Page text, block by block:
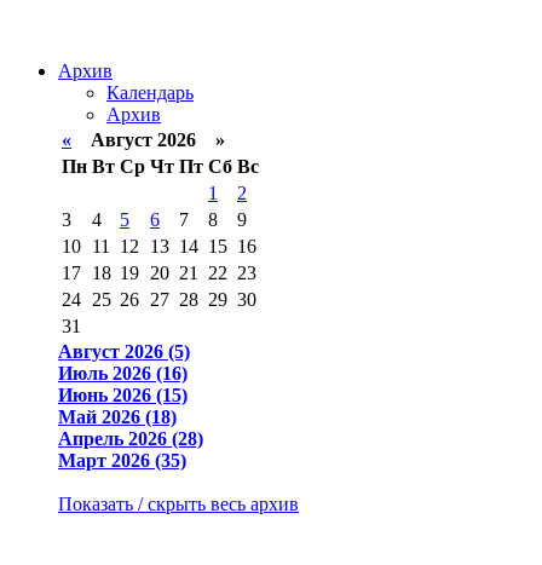
Архив
Календарь
Архив
« Август 2026 »
Пн Вт Ср Чт Пт Сб Вс
1
2
3
4 5 6 7 8
9
10 11 12 13 14 15 16
17 18 19 20 21 22 23
24 25 26 27 28 29 30
31
Август 2026 (5)
Июль 2026 (16)
Июнь 2026 (15)
Май 2026 (18)
Апрель 2026 (28)
Март 2026 (35)
Показать / скрыть весь архив